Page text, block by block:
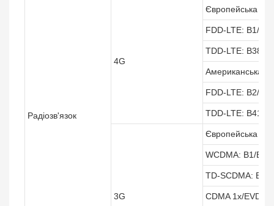
Радіозв'язок
4G
Європейська
FDD-LTE: B1/
TDD-LTE: B38/
Американська
FDD-LTE: B2/
TDD-LTE: B41
3G
Європейська
WCDMA: B1/B2/
TD-SCDMA:
CDMA 1x/EVDO: